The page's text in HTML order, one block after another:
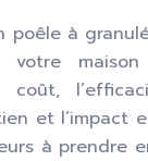
poêle à
votre
coût,
et l’impact
à prendre